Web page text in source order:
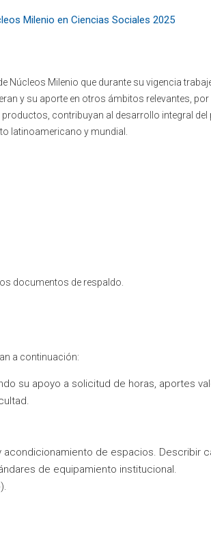
Milenio en Ciencias Sociales 2025
Milenio que durante su vigencia
y su aporte en otros ámbitos relevantes,
contribuyan al desarrollo integral
latinoamericano y mundial.
documentos de respaldo.
a continuación:
su apoyo a solicitud de horas, aportes
acondicionamiento de espacios.
de equipamiento institucional.